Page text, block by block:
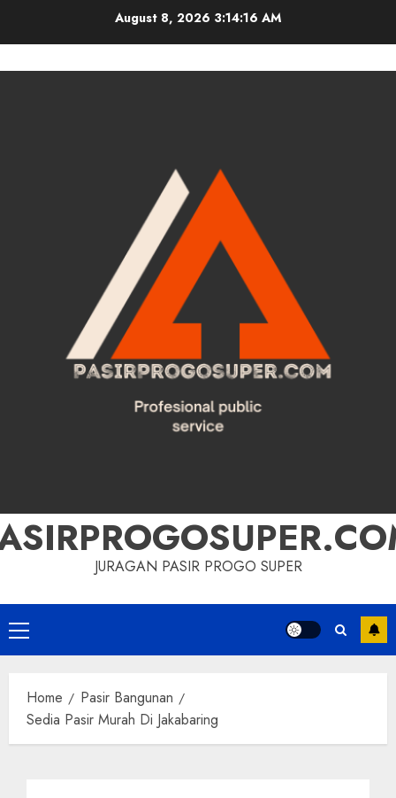
August 8, 2026 3:14:17 AM
JURAGAN PASIR PROGO SUPER
Primary
Menu
Home
Pasir Bangunan
Sedia Pasir Murah Di Jakabaring